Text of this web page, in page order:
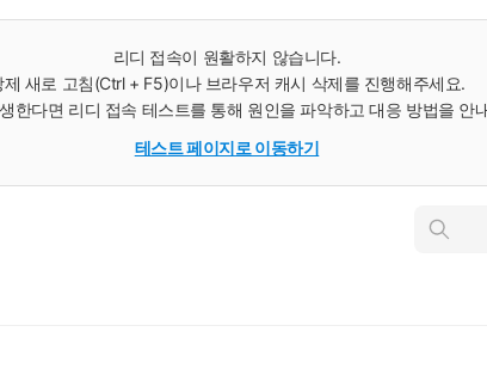
리디 접속이 원활하지 않습니다.
제 새로 고침(Ctrl + F5)이나 브라우저 캐시 삭제를 진행해주세요.
한다면 리디 접속 테스트를 통해 원인을 파악하고 대응 방법을 안
테스트 페이지로 이동하기
인